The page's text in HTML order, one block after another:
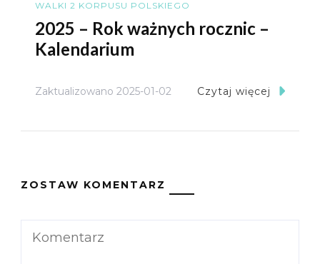
WALKI 2 KORPUSU POLSKIEGO
2025 – Rok ważnych rocznic –
Kalendarium
Zaktualizowano 2025-01-02 Czytaj więcej
ZOSTAW KOMENTARZ